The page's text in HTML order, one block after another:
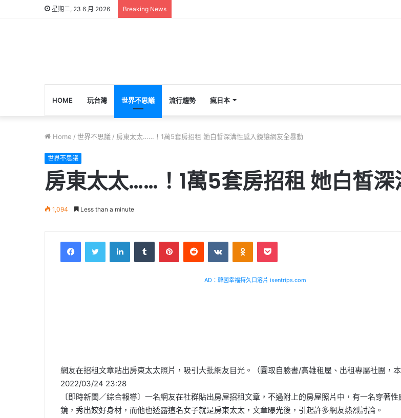
星期二, 23 6 月 2026 Breaking News
HOME 玩台灣 世界不思議 流行趨勢 瘋日本
Home / 世界不思議 / 房東太太……！1萬5套房招租 她白皙深溝性感入鏡讓網友全暴動
世界不思議
房東太太……！1萬5套房招租 她白皙
1,094 Less than a minute
AD：韓國幸福持久口溶片 isentrips.com
網友在招租文章貼出房東太太照片，吸引大批網友目光。（圖取自臉書/高雄租屋、出租專屬社團，本
2022/03/24 23:28
〔即時新聞／綜合報導〕一名網友在社群貼出房屋招租文章，不過附上的房屋照片中，有一名穿著性
鏡，秀出姣好身材，而他也透露這名女子就是房東太太，文章曝光後，引起許多網友熱烈討論。